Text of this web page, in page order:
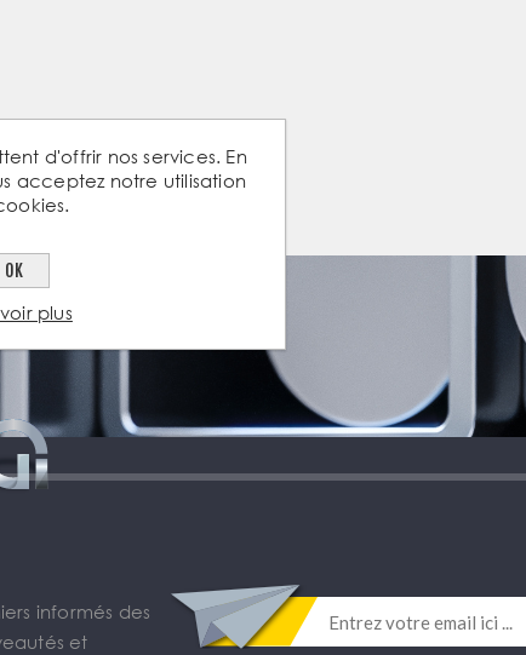
informés des
et
d'offrir nos services. En
acceptez notre utilisation
OK
plus